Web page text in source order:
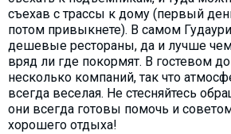
съехав с трассы к дому (первый
потом привыкнете). В самом
дешевые рестораны, да и лучше
вряд ли где покормят. В гостевом
несколько компаний, так что
всегда веселая. Не стесняйтесь
они всегда готовы помочь и
хорошего отдыха!